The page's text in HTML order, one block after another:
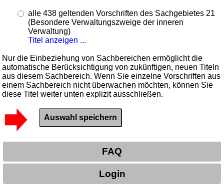
alle 438 geltenden Vorschriften des Sachgebietes 21
(Besondere Verwaltungszweige der inneren
Verwaltung)
Titel anzeigen ...
Nur die Einbeziehung von Sachbereichen ermöglicht die
automatische Berücksichtigung von zukünftigen, neuen Titeln
aus diesem Sachbereich. Wenn Sie einzelne Vorschriften aus
einem Sachbereich nicht überwachen möchten, können Sie
diese Titel weiter unten explizit ausschließen.
FAQ
Login